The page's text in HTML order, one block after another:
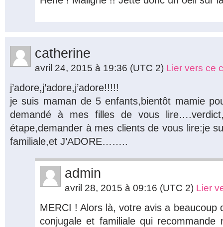
catherine
avril 24, 2015 à 19:36 (UTC 2) Lier vers ce
j’adore,j’adore,j’adore!!!!!
je suis maman de 5 enfants,bientôt mamie
demandé à mes filles de vous
étape,demander à mes clients de vous lire:je
familiale,et J’ADORE……..
admin
avril 28, 2015 à 09:16 (UTC 2) Lier
MERCI ! Alors là, votre avis a beaucoup
conjugale et familiale qui recommande